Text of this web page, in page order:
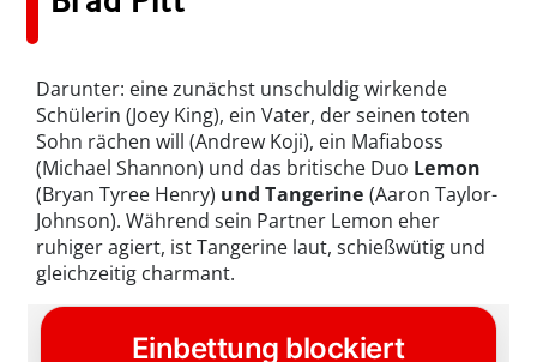
Darunter: eine zunächst unschuldig wirkende
Schülerin (Joey King), ein Vater, der seinen toten
Sohn rächen will (Andrew Koji), ein Mafiaboss
(Michael Shannon) und das britische Duo Lemon
(Bryan Tyree Henry) und Tangerine (Aaron Taylor-
Johnson). Während sein Partner Lemon eher
ruhiger agiert, ist Tangerine laut, schießwütig und
gleichzeitig charmant.